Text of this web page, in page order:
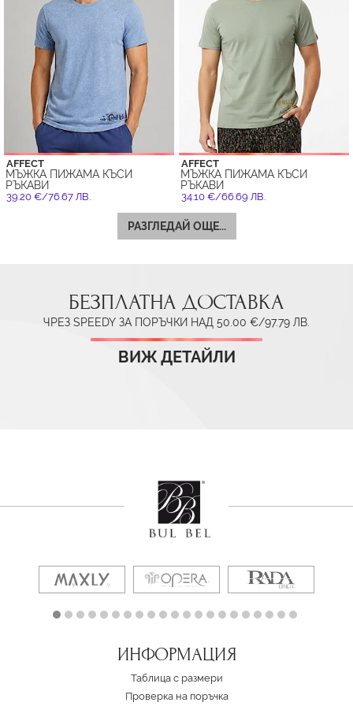
AFFECT
МЪЖКА ПИЖАМА КЪСИ
РЪКАВИ
39.20 €/76.67 ЛВ.
AFFECT
МЪЖКА ПИЖАМА КЪСИ
РЪКАВИ
34.10 €/66.69 ЛВ.
РАЗГЛЕДАЙ ОЩЕ...
БЕЗПЛАТНА ДОСТАВКА
ЧРЕЗ SPEEDY ЗА ПОРЪЧКИ НАД 50.00 €/97.79 ЛВ.
ВИЖ ДЕТАЙЛИ
ИНФОРМАЦИЯ
Таблица с размери
Проверка на поръчка